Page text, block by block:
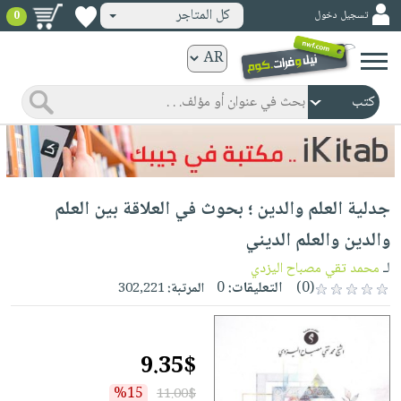
ورقية
المواضيع
صدر
حديثاً
الأكثر
مبيعاً
جوائز
شحن
مخفض
عروض
صفحات
مشوقة
كتب
الكترونية
الرئيسية
صدر
حديثاً
الأكثر
مبيعاً
كتب
صوتية
الصفحة
الرئيسية
masmu3
حدود
أطفال
الصفحة
تسجيل دخول كل المتاجر 0
جدلية العلم والدين ؛ بحوث في العلاقة بين العلم
والدين والعلم الديني
لـمحمد تقي مصباح اليزدي
(0)
التعليقات:0 المرتبة:302,221
9.35$
11.00$
%15